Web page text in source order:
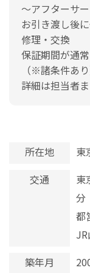
～アフターサ
お引き渡し後
修理・交換
保証期間が通
（※諸条件あり
詳細は担当者
所在地
東
交通
東
分
都
築年月